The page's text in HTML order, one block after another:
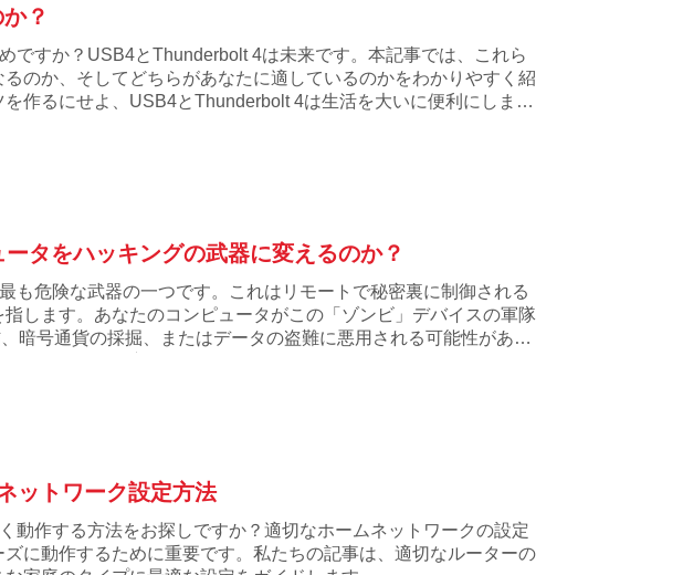
？
ですか？USB4とThunderbolt 4は未来です。本記事では、これら
のか、そしてどちらがあなたに適しているのかをわかりやすく紹
作るにせよ、USB4とThunderbolt 4は生活を大いに便利にしま
タをハッキングの武器に変えるのか？
も危険な武器の一つです。これはリモートで秘密裏に制御される
します。あなたのコンピュータがこの「ゾンビ」デバイスの軍隊
暗号通貨の採掘、またはデータの盗難に悪用される可能性があり
ットワーク設定方法
動作する方法をお探しですか？適切なホームネットワークの設定
に動作するために重要です。私たちの記事は、適切なルーターの